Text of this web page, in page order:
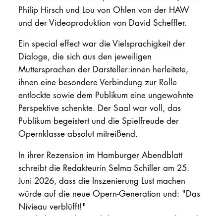
Philip Hirsch und Lou von Ohlen von der HAW
und der Videoproduktion von David Scheffler.
Ein special effect war die Vielsprachigkeit der
Dialoge, die sich aus den jeweiligen
Muttersprachen der Darsteller:innen herleitete,
ihnen eine besondere Verbindung zur Rolle
entlockte sowie dem Publikum eine ungewohnte
Perspektive schenkte. Der Saal war voll, das
Publikum begeistert und die Spielfreude der
Opernklasse absolut mitreißend.
In ihrer Rezension im Hamburger Abendblatt
schreibt die Redakteurin Selma Schiller am 25.
Juni 2026, dass die Inszenierung Lust machen
würde auf die neue Opern-Generation und: "Das
Nivieau verblüfft!"